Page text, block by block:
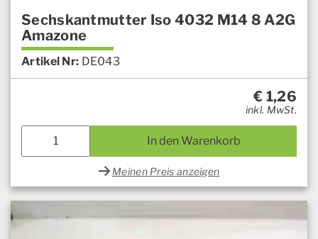
Sechskantmutter Iso 4032 M14 8 A2G
Amazone
Artikel Nr: DE043
€ 1,26
inkl. MwSt.
In den Warenkorb
Meinen Preis anzeigen